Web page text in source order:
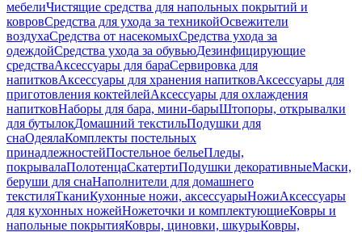
мебелиЧистящие средства для напольных покрытий и
ковровСредства для ухода за техникойОсвежители
воздухаСредства от насекомыхСредства ухода за
одеждойСредства ухода за обувьюДезинфицирующие
средстваАксессуары для бараСервировка для
напитковАксессуары для хранения напитковАксессуары для
приготовления коктейлейАксессуары для охлаждения
напитковНаборы для бара, мини-барыШтопоры, открывалки
для бутылокДомашний текстильПодушки для
снаОдеялаКомплекты постельных
принадлежностейПостельное бельеПледы,
покрывалаПолотенцаСкатертиПодушки декоративныеМаски,
беруши для снаНаполнители для домашнего
текстиляТканиКухонные ножи, аксессуарыНожиАксессуары
для кухонных ножейНожеточки и комплектующиеКовры и
напольные покрытияКовры, циновки, шкурыКовры,